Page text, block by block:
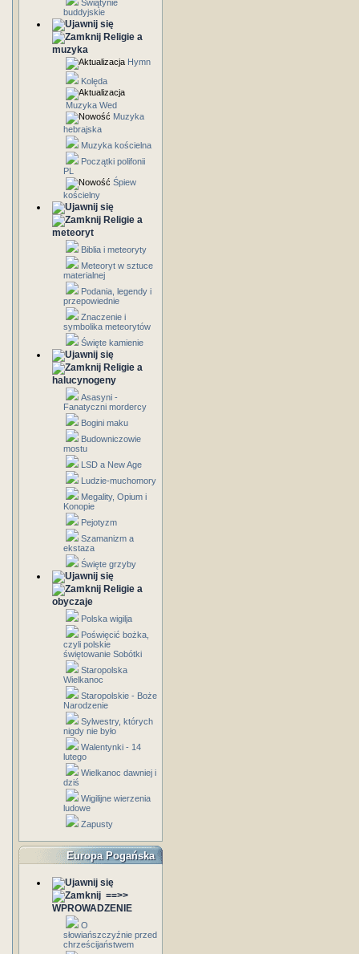
Świątynie
buddyjskie
Religie a
muzyka
Hymn
Kolęda
Muzyka Wed
Muzyka
hebrajska
Muzyka kościelna
Początki polifonii
PL
Śpiew
kościelny
Religie a
meteoryt
Biblia i meteoryty
Meteoryt w sztuce
materialnej
Podania, legendy i
przepowiednie
Znaczenie i
symbolika meteorytów
Święte kamienie
Religie a
halucynogeny
Asasyni -
Fanatyczni mordercy
Bogini maku
Budowniczowie
mostu
LSD a New Age
Ludzie-muchomory
Megality, Opium i
Konopie
Pejotyzm
Szamanizm a
ekstaza
Święte grzyby
Religie a
obyczaje
Polska wigilja
Poświęcić bożka,
czyli polskie
świętowanie Sobótki
Staropolska
Wielkanoc
Staropolskie - Boże
Narodzenie
Sylwestry, których
nigdy nie było
Walentynki - 14
lutego
Wielkanoc dawniej i
dziś
Wigilijne wierzenia
ludowe
Zapusty
Europa Pogańska
==>>
WPROWADZENIE
O
słowiańszczyźnie przed
chrześcijaństwem